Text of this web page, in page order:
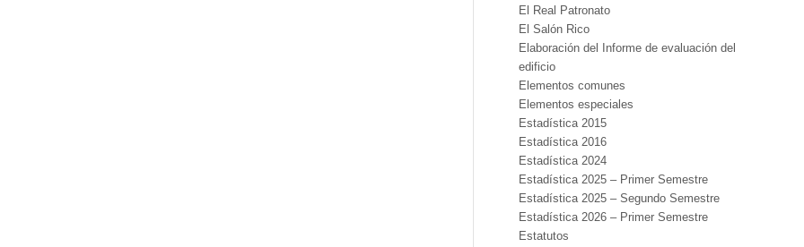
El Real Patronato
El Salón Rico
Elaboración del Informe de evaluación del
edificio
Elementos comunes
Elementos especiales
Estadística 2015
Estadística 2016
Estadística 2024
Estadística 2025 – Primer Semestre
Estadística 2025 – Segundo Semestre
Estadística 2026 – Primer Semestre
Estatutos